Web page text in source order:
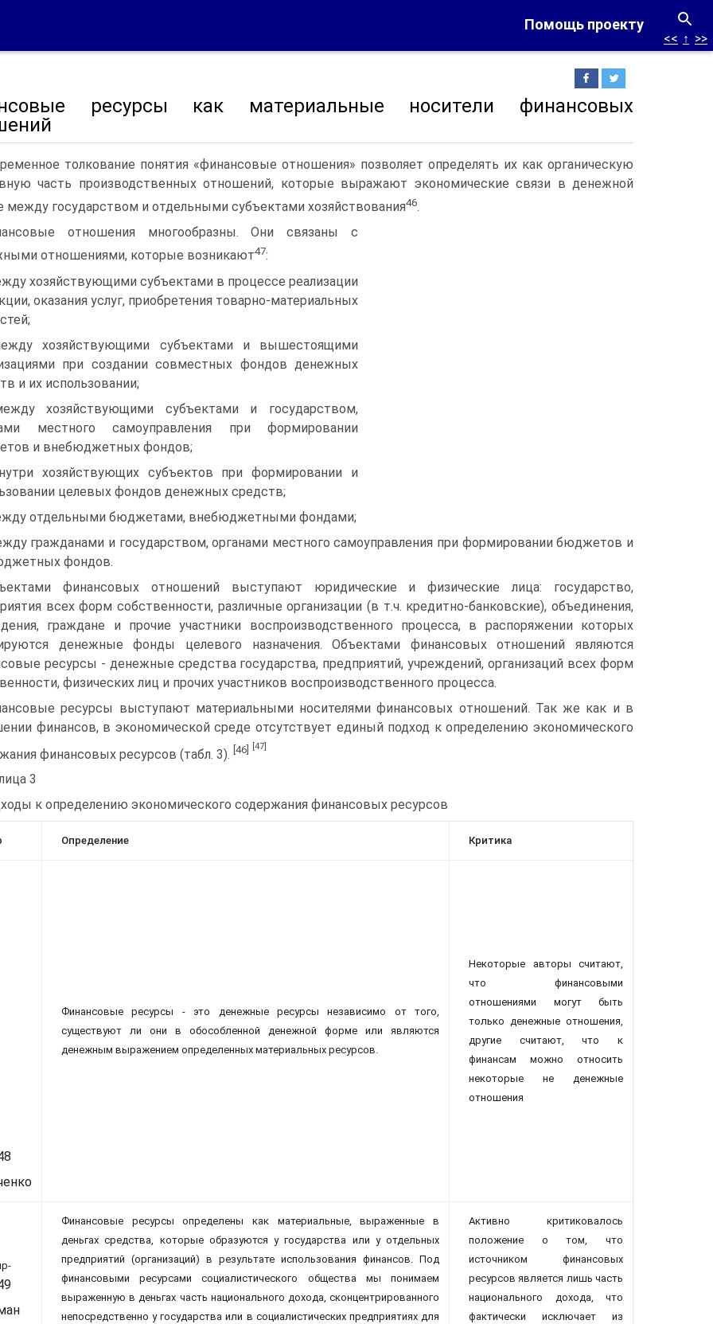
Помощь проекту
<< ↑ >>
ресурсы как материальные носители финансовых
толкование понятия «финансовые отношения» позволяет определять их как органическую
часть производственных отношений, которые выражают экономические связи в денежной
между государством и отдельными субъектами хозяйствования46.
отношения многообразны. Они связаны с
отношениями, которые возникают47:
хозяйствующими субъектами в процессе реализации
оказания услуг, приобретения товарно-материальных
хозяйствующими субъектами и вышестоящими
при создании совместных фондов денежных
и их использовании;
хозяйствующими субъектами и государством,
местного самоуправления при формировании
и внебюджетных фондов;
хозяйствующих субъектов при формировании и
целевых фондов денежных средств;
отдельными бюджетами, внебюджетными фондами;
гражданами и государством, органами местного самоуправления при формировании бюджетов и
фондов.
финансовых отношений выступают юридические и физические лица: государство,
всех форм собственности, различные организации (в т.ч. кредитно-банковские), объединения,
граждане и прочие участники воспроизводственного процесса, в распоряжении которых
денежные фонды целевого назначения. Объектами финансовых отношений являются
ресурсы - денежные средства государства, предприятий, учреждений, организаций всех форм
физических лиц и прочих участников воспроизводственного процесса.
ресурсы выступают материальными носителями финансовых отношений. Так же как и в
финансов, в экономической среде отсутствует единый подход к определению экономического
финансовых ресурсов (табл. 3). [46] [47]
3
к определению экономического содержания финансовых ресурсов
Определение Критика
Финансовые ресурсы - это денежные ресурсы независимо от того,
существуют ли они в обособленной денежной форме или являются
денежным выражением определенных материальных ресурсов.
Некоторые авторы считают,
что финансовыми
отношениями могут быть
только денежные отношения,
другие считают, что к
финансам можно относить
некоторые не денежные
отношения
Финансовые ресурсы определены как материальные, выраженные в
деньгах средства, которые образуются у государства или у отдельных
предприятий (организаций) в результате использования финансов. Под
финансовыми ресурсами социалистического общества мы понимаем
выраженную в деньгах часть национального дохода, сконцентрированного
непосредственно у государства или в социалистических предприятиях для
Активно критиковалось
положение о том, что
источником финансовых
ресурсов является лишь часть
национального дохода, что
фактически исключает из